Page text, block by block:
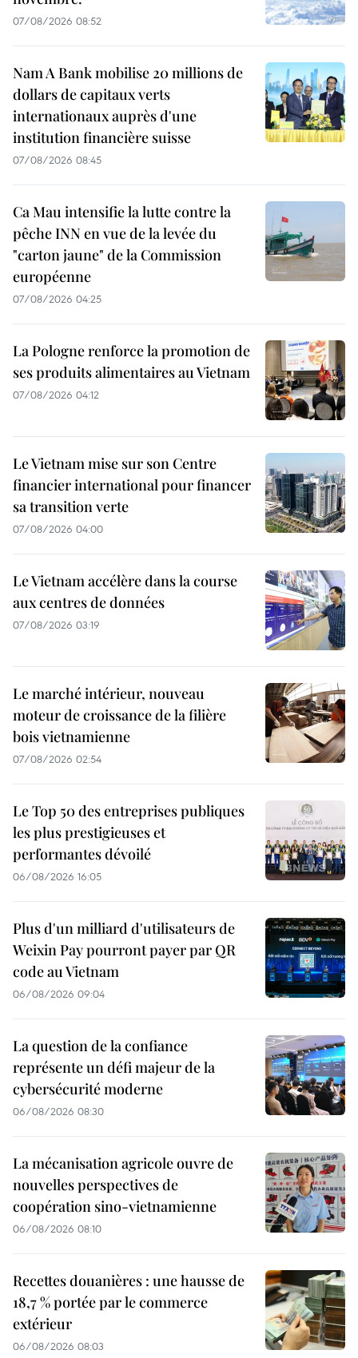
07/08/2026 08:52
Nam A Bank mobilise 20 millions de
dollars de capitaux verts
internationaux auprès d'une
institution financière suisse
07/08/2026 08:45
Ca Mau intensifie la lutte contre la
pêche INN en vue de la levée du
"carton jaune" de la Commission
européenne
07/08/2026 04:25
La Pologne renforce la promotion de
ses produits alimentaires au Vietnam
07/08/2026 04:12
Le Vietnam mise sur son Centre
financier international pour financer
sa transition verte
07/08/2026 04:00
Le Vietnam accélère dans la course
aux centres de données
07/08/2026 03:19
Le marché intérieur, nouveau
moteur de croissance de la filière
bois vietnamienne
07/08/2026 02:54
Le Top 50 des entreprises publiques
les plus prestigieuses et
performantes dévoilé
06/08/2026 16:05
Plus d'un milliard d'utilisateurs de
Weixin Pay pourront payer par QR
code au Vietnam
06/08/2026 09:04
La question de la confiance
représente un défi majeur de la
cybersécurité moderne
06/08/2026 08:30
La mécanisation agricole ouvre de
nouvelles perspectives de
coopération sino-vietnamienne
06/08/2026 08:10
Recettes douanières : une hausse de
18,7 % portée par le commerce
extérieur
06/08/2026 08:03